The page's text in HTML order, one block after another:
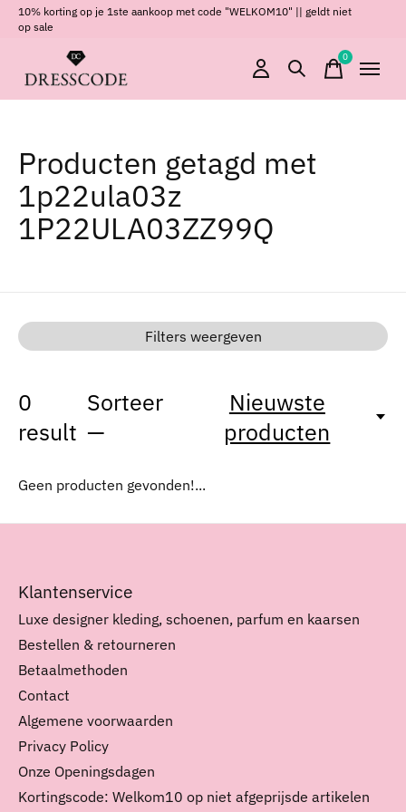
10% korting op je 1ste aankoop met code "WELKOM10" || geldt niet
op sale
0items
Producten getagd met
1p22ula03z
1P22ULA03ZZ99Q
Filters weergeven
0
result
Sorteer
—
Nieuwste
producten
Geen producten gevonden!...
Klantenservice
Luxe designer kleding, schoenen, parfum en kaarsen
Bestellen & retourneren
Betaalmethoden
Contact
Algemene voorwaarden
Privacy Policy
Onze Openingsdagen
Kortingscode: Welkom10 op niet afgeprijsde artikelen